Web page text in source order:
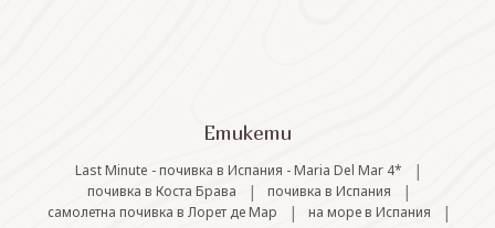
Етикети
Last Minute - почивка в Испания - Maria Del Mar 4* |
почивка в Коста Брава | почивка в Испания |
самолетна почивка в Лорет де Мар | на море в Испания |